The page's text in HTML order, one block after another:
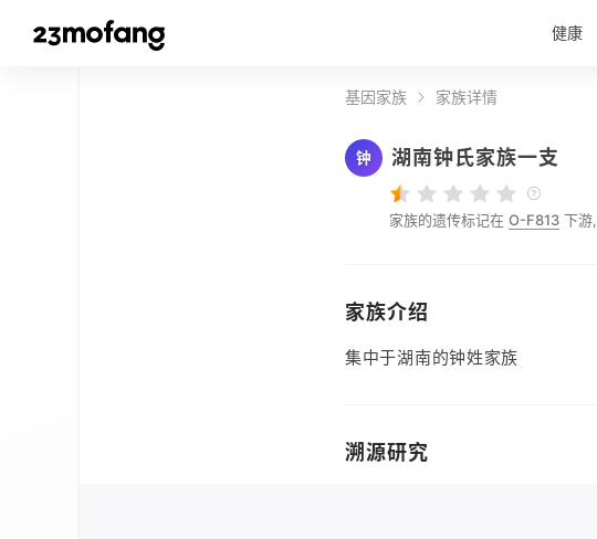
健康
基因家族 家族详情
钟 湖南钟氏家族一支
家族的遗传标记在 O-F813 下游,
家族介绍
集中于湖南的钟姓家族
溯源研究